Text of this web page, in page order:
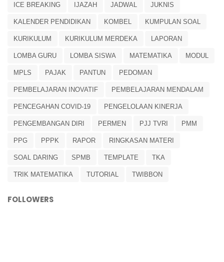
ICE BREAKING IJAZAH JADWAL JUKNIS
KALENDER PENDIDIKAN KOMBEL KUMPULAN SOAL
KURIKULUM KURIKULUM MERDEKA LAPORAN
LOMBA GURU LOMBA SISWA MATEMATIKA MODUL
MPLS PAJAK PANTUN PEDOMAN
PEMBELAJARAN INOVATIF PEMBELAJARAN MENDALAM
PENCEGAHAN COVID-19 PENGELOLAAN KINERJA
PENGEMBANGAN DIRI PERMEN PJJ TVRI PMM
PPG PPPK RAPOR RINGKASAN MATERI
SOAL DARING SPMB TEMPLATE TKA
TRIK MATEMATIKA TUTORIAL TWIBBON
FOLLOWERS